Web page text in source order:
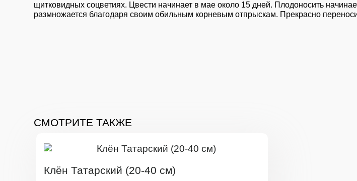
щитковидных соцветиях. Цвести начинает в мае около 15 дней. Плодоносить
размножается благодаря своим обильным корневым отпрыскам. Прекрасно
СМОТРИТЕ ТАКЖЕ
Клён Татарский (20-40 см)